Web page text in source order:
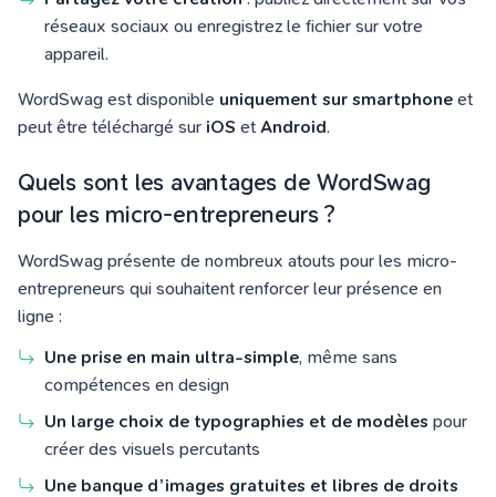
réseaux sociaux ou enregistrez le fichier sur votre
appareil.
WordSwag est disponible uniquement sur smartphone et
peut être téléchargé sur iOS et Android.
Quels sont les avantages de WordSwag
pour les micro-entrepreneurs ?
WordSwag présente de nombreux atouts pour les micro-
entrepreneurs qui souhaitent renforcer leur présence en
ligne :
Une prise en main ultra-simple, même sans
compétences en design
Un large choix de typographies et de modèles pour
créer des visuels percutants
Une banque d’images gratuites et libres de droits